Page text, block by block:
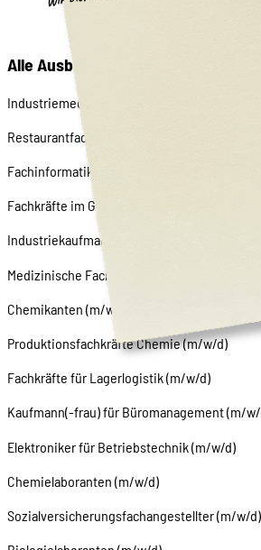
Alle Ausbildungsberufe, die von
Industriemechaniker (m/w/d)
Restaurantfachmann(-frau) (m/w/d)
Fachinformatiker (m/w/d)
Fachkräfte im Gastgewerbe (m/w/d)
Industriekaufmann(-frau) (m/w/d)
Medizinische Fachangestellte (m/w/d)
Chemikanten (m/w/d)
Produktionsfachkräfte Chemie (m/w/d)
Fachkräfte für Lagerlogistik (m/w/d)
Kaufmann(-frau) für Büromanagement (m/
Elektroniker für Betriebstechnik (m/w/d)
Chemielaboranten (m/w/d)
Sozialversicherungsfachangestellter (m/w/d)